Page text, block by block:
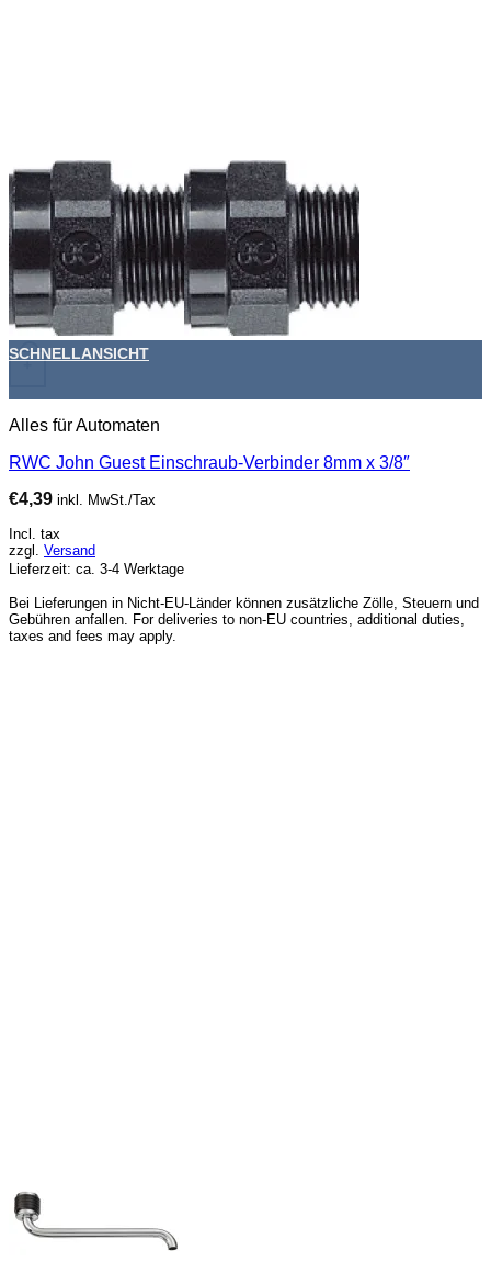
+
SCHNELLANSICHT
Alles für Automaten
RWC John Guest Einschraub-Verbinder 8mm x 3/8″
€4,39 inkl. MwSt./Tax
Incl. tax
zzgl. Versand
Lieferzeit: ca. 3-4 Werktage
Bei Lieferungen in Nicht-EU-Länder können zusätzliche Zölle, Steuern und
Gebühren anfallen. For deliveries to non-EU countries, additional duties,
taxes and fees may apply.